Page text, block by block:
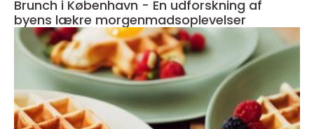
Brunch i København - En udforskning af
byens lækre morgenmadsoplevelser